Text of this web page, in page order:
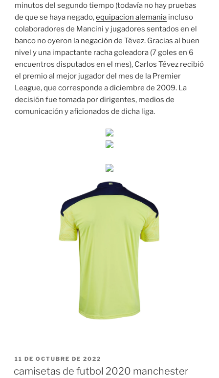
minutos del segundo tiempo (todavía no hay pruebas
de que se haya negado,equipacion alemania incluso
colaboradores de Mancini y jugadores sentados en el
banco no oyeron la negación de Tévez. Gracias al buen
nivel y una impactante racha goleadora (7 goles en 6
encuentros disputados en el mes), Carlos Tévez recibió
el premio al mejor jugador del mes de la Premier
League, que corresponde a diciembre de 2009. La
decisión fue tomada por dirigentes, medios de
comunicación y aficionados de dicha liga.
PUBLICADO
11 DE OCTUBRE DE 2022
camisetas de futbol 2020 manchester